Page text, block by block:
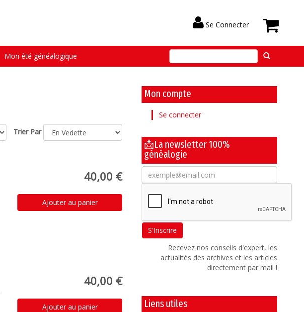
Se Connecter
Mon été généalogique
Trier Par
40,00 €
Ajouter au panier
40,00 €
Ajouter au panier
Mon compte
Se connecter
📩La newsletter 100%
généalogie
Recevez nos conseils d'expert, les
actualités des archives et les articles
directement par mail !
Liens utiles